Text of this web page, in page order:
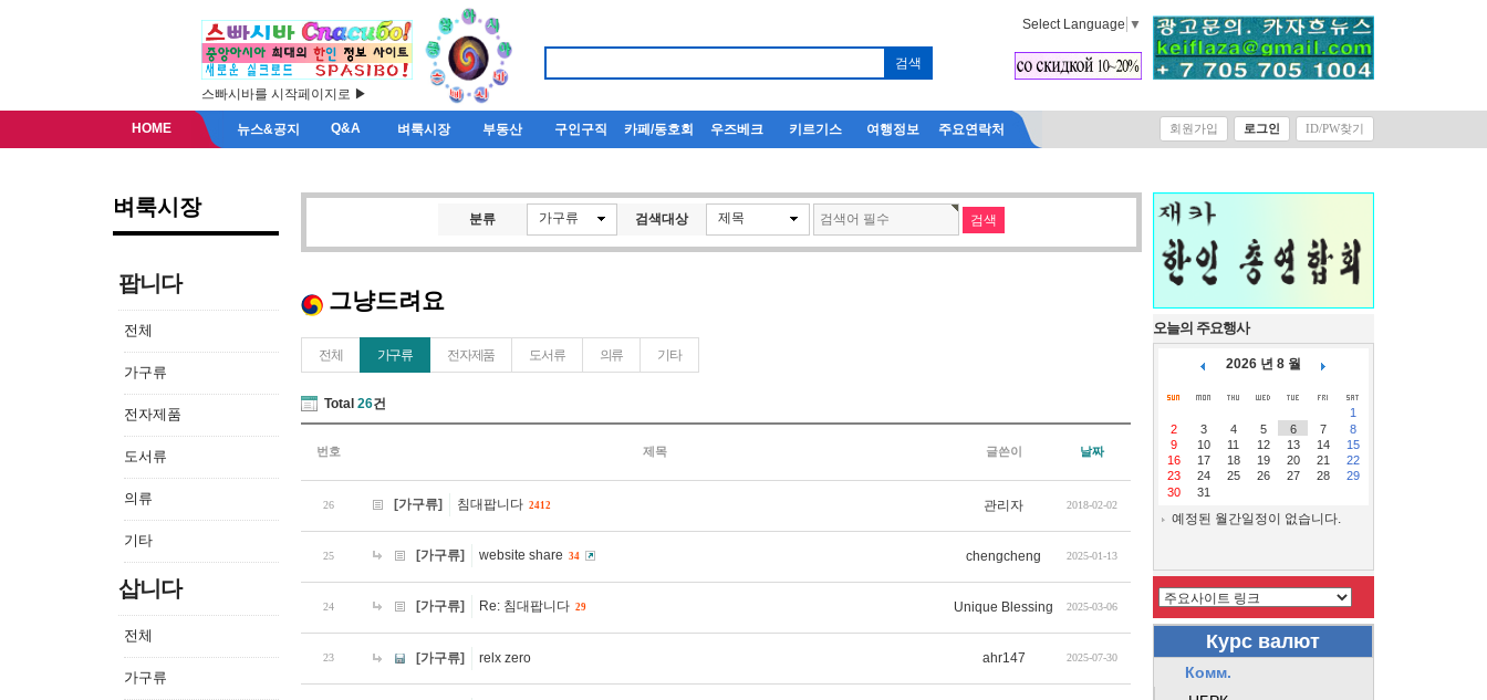
스빠시바를 시작페이지로 ▶
Select Language ▼
HOME 뉴스&공지 Q&A 벼룩시장 부동산 구인구직 카페/동호회 우즈베크 키르기스 여행정보 주요연락처 회원가입 로그인 ID/PW찾기
벼룩시장
팝니다
전체
가구류
전자제품
도서류
의류
기타
삽니다
전체
가구류
분류 가구류 검색대상 제목
그냥드려요
전체 가구류 전자제품 도서류 의류 기타
Total 26건
번호 제목 글쓴이 날짜
26 [가구류] 침대팝니다 2412 관리자 2018-02-02
25 [가구류] website share 34 chengcheng 2025-01-13
24 [가구류] Re: 침대팝니다 29 Unique Blessing 2025-03-06
23 [가구류] relx zero ahr147 2025-07-30
오늘의 주요행사
2026 년 8 월
1
2
3 4 5 6 7
8
9
10 11 12 13 14
15
16
17 18 19 20 21
22
23
24 25 26 27 28
29
30
31
예정된 월간일정이 없습니다.